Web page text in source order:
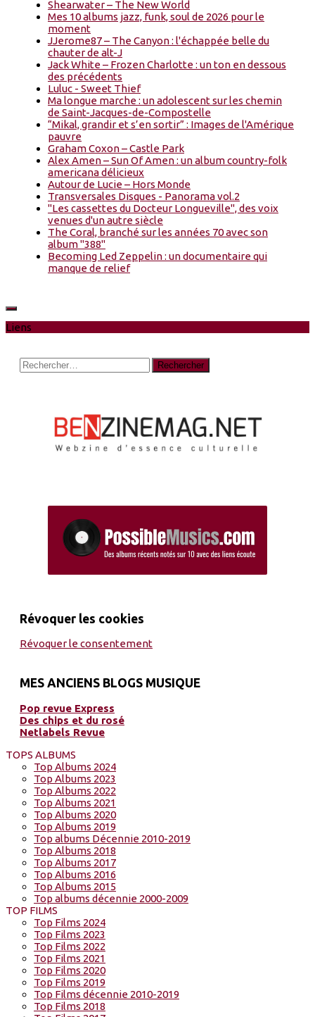
Shearwater – The New World
Mes 10 albums jazz, funk, soul de 2026 pour le
moment
JJerome87 – The Canyon : l'échappée belle du
chauter de alt-J
Jack White – Frozen Charlotte : un ton en dessous
des précédents
Luluc - Sweet Thief
Ma longue marche : un adolescent sur les chemin
de Saint-Jacques-de-Compostelle
“Mikal, grandir et s’en sortir” : Images de l'Amérique
pauvre
Graham Coxon – Castle Park
Alex Amen – Sun Of Amen : un album country-folk
americana délicieux
Autour de Lucie – Hors Monde
Transversales Disques - Panorama vol.2
"Les cassettes du Docteur Longueville", des voix
venues d'un autre siècle
The Coral, branché sur les années 70 avec son
album "388"
Becoming Led Zeppelin : un documentaire qui
manque de relief
Liens
Rechercher :
Révoquer les cookies
Révoquer le consentement
MES ANCIENS BLOGS MUSIQUE
Pop revue Express
Des chips et du rosé
Netlabels Revue
TOPS ALBUMS
Top Albums 2024
Top Albums 2023
Top Albums 2022
Top Albums 2021
Top Albums 2020
Top Albums 2019
Top albums Décennie 2010-2019
Top Albums 2018
Top Albums 2017
Top Albums 2016
Top Albums 2015
Top albums décennie 2000-2009
TOP FILMS
Top Films 2024
Top Films 2023
Top Films 2022
Top Films 2021
Top Films 2020
Top Films 2019
Top Films décennie 2010-2019
Top Films 2018